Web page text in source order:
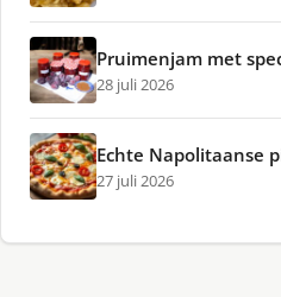
Pruimenjam met
28 juli 2026
Echte Napolitaanse
27 juli 2026